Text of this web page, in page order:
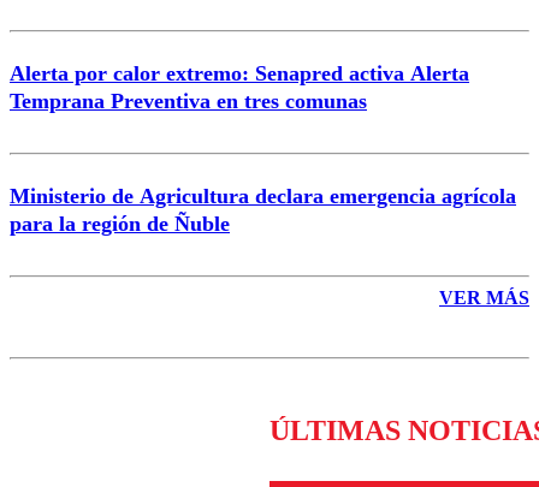
Alerta por calor extremo: Senapred activa Alerta
Temprana Preventiva en tres comunas
Ministerio de Agricultura declara emergencia agrícola
para la región de Ñuble
VER MÁS
ÚLTIMAS